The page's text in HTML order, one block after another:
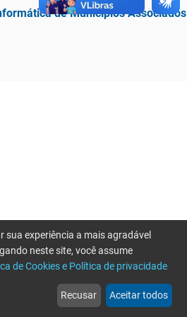
de Municípios Associados
web
Notícias
more_horiz
Mais
sua experiência a mais agradável
neste site, você assume
de Cookies e Política de privacidade
Recusar Aceitar todos
por favor tente novamente